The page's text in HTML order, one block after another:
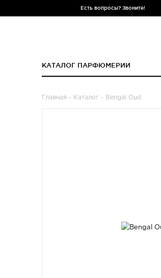
Есть вопросы? Звоните!
КАТАЛОГ ПАРФЮМЕРИИ
Главная - Каталог - Bengal Oud